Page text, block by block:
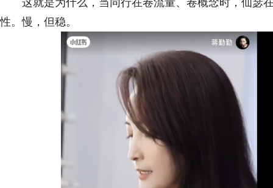
这就是为什么，当同行在卷流量、卷概念时，仙瑟
性。慢，但稳。